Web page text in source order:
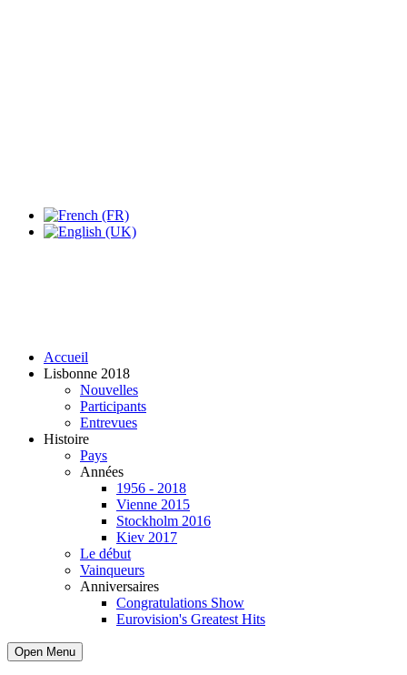
Accueil
Lisbonne 2018
Nouvelles
Participants
Entrevues
Histoire
Pays
Années
1956 - 2018
Vienne 2015
Stockholm 2016
Kiev 2017
Le début
Vainqueurs
Anniversaires
Congratulations Show
Eurovision's Greatest Hits
Open Menu